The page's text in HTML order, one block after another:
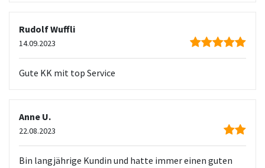
Rudolf Wuffli
14.09.2023
Gute KK mit top Service
Anne U.
22.08.2023
Bin langjährige Kundin und hatte immer einen guten